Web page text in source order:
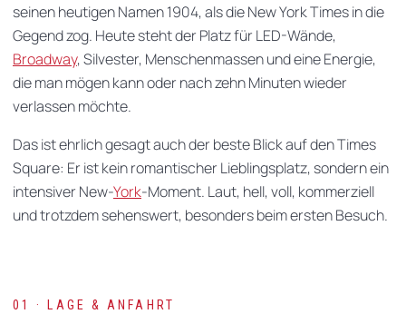
seinen heutigen Namen 1904, als die New York Times in die
Gegend zog. Heute steht der Platz für LED-Wände,
Broadway, Silvester, Menschenmassen und eine Energie,
die man mögen kann oder nach zehn Minuten wieder
verlassen möchte.
Das ist ehrlich gesagt auch der beste Blick auf den Times
Square: Er ist kein romantischer Lieblingsplatz, sondern ein
intensiver New-York-Moment. Laut, hell, voll, kommerziell
und trotzdem sehenswert, besonders beim ersten Besuch.
01 · LAGE & ANFAHRT